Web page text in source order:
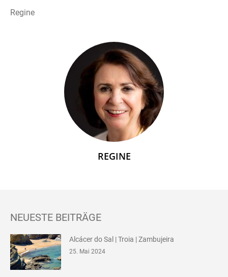
Regine
REGINE
NEUESTE BEITRÄGE
Alcácer do Sal | Troia | Zambujeira
25. Mai 2024